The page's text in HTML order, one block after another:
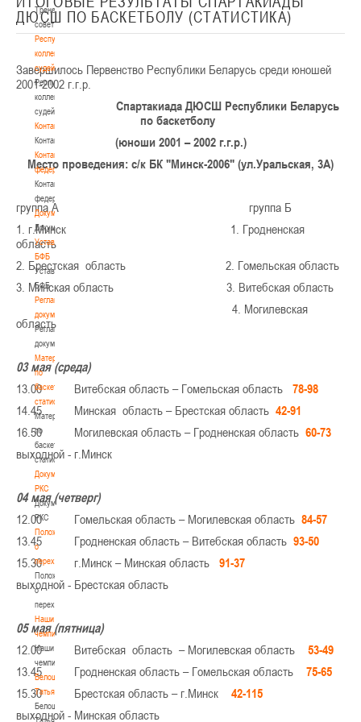
Тренерский
совет
Республиканская
коллегия
судей
Республиканская
коллегия
судей
Контакты
Контакты
Контакты
федерации
Контакты
федерации
Документы
Документы
Устав
БФБ
Устав
БФБ
Регламентирующие
документы
Регламентирующие
документы
Материалы
по
баскетбольной
статистике
Материалы
по
баскетбольной
статистике
Документы
РКС
Документы
РКС
Положение
о
переходах
Положение
о
переходах
Наши
чемпионы
Наши
чемпионы
Белошапко
Татьяна
Белошапко
Татьяна
ДЮСШ ПО БАСКЕТБОЛУ (СТАТИСТИКА)
Завершилось Первенство Республики Беларусь среди юношей
2001-2002 г.г.р.
Спартакиада ДЮСШ Республики Беларусь
по баскетболу
(юноши 2001 – 2002 г.г.р.)
Место проведения: с/к БК "Минск-2006" (ул.Уральская, 3А)
группа А группа Б
1. г.Минск 1. Гродненская
область
2. Брестская область 2. Гомельская область
3. Минская область 3. Витебская область
4. Могилевская
область
03 мая (среда)
13.00 Витебская область – Гомельская область 78-98
14.45 Минская область – Брестская область 42-91
16.50 Могилевская область – Гродненская область 60-73
выходной - г.Минск
04 мая (четверг)
12.00 Гомельская область – Могилевская область 84-57
13.45 Гродненская область – Витебская область 93-50
15.30 г.Минск – Минская область 91-37
выходной - Брестская область
05 мая (пятница)
12.00 Витебская область – Могилевская область 53-49
13.45 Гродненская область – Гомельская область 75-65
15.30 Брестская область – г.Минск 42-115
выходной - Минская область